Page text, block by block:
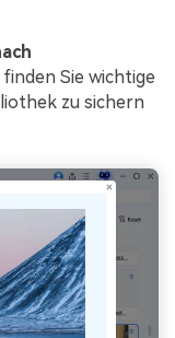
Sie wichtige
zu sichern